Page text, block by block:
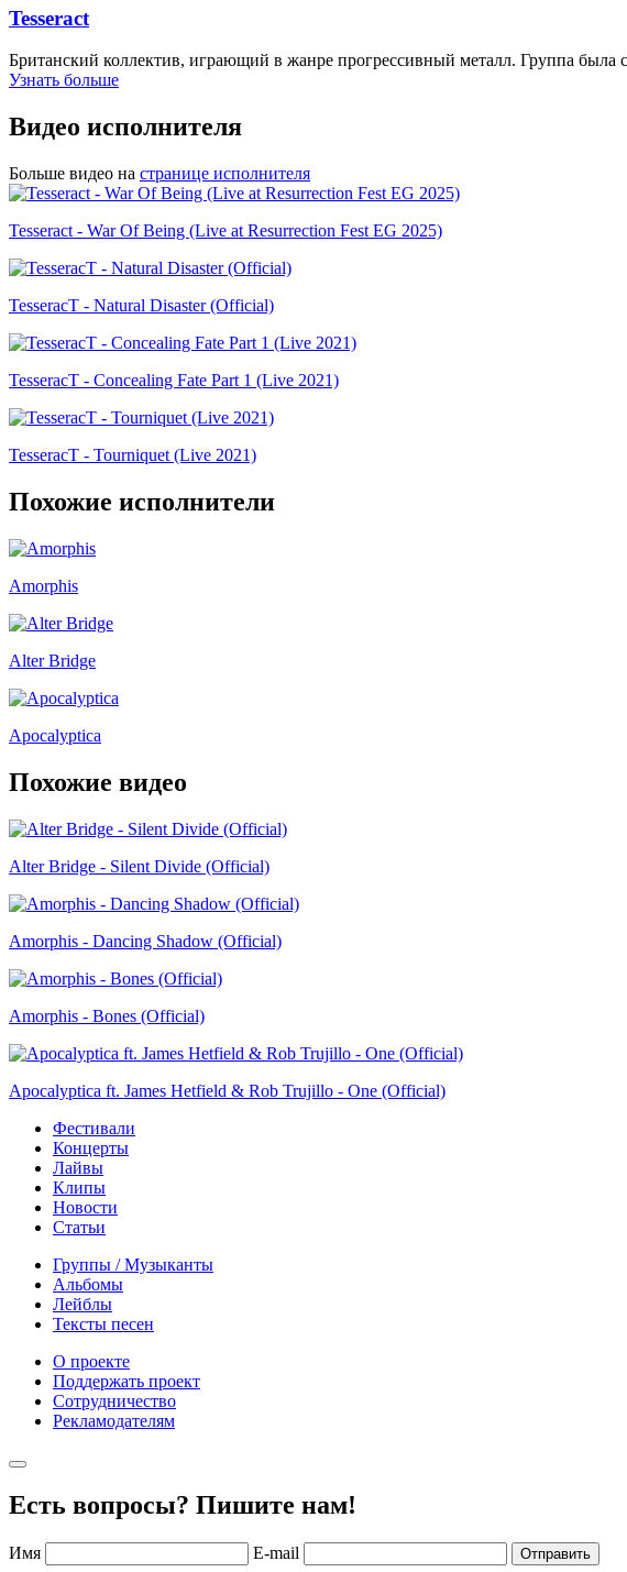
Tesseract
Британский коллектив, играющий в жанре прогрессивный металл. Группа была
Узнать больше
Видео исполнителя
Больше видео на странице исполнителя
Tesseract - War Of Being (Live at Resurrection Fest EG 2025)
TesseracT - Natural Disaster (Official)
TesseracT - Concealing Fate Part 1 (Live 2021)
TesseracT - Tourniquet (Live 2021)
Похожие исполнители
Amorphis
Alter Bridge
Apocalyptica
Похожие видео
Alter Bridge - Silent Divide (Official)
Amorphis - Dancing Shadow (Official)
Amorphis - Bones (Official)
Apocalyptica ft. James Hetfield & Rob Trujillo - One (Official)
Фестивали
Концерты
Лайвы
Клипы
Новости
Статьи
Группы / Музыканты
Альбомы
Лейблы
Тексты песен
О проекте
Поддержать проект
Сотрудничество
Рекламодателям
Есть вопросы? Пишите нам!
Имя E-mail